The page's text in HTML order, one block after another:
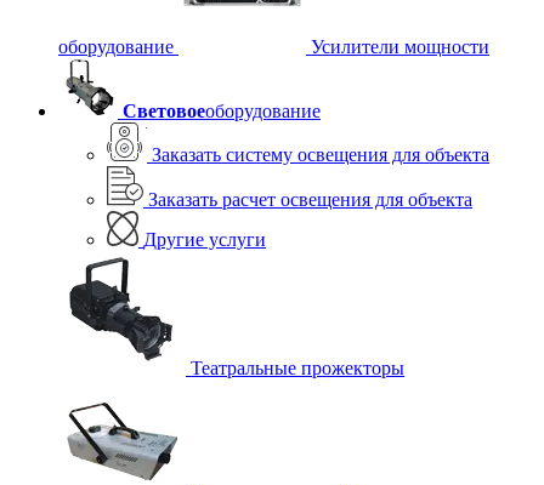
оборудование Усилители мощности
Световоеоборудование
Заказать систему освещения для объекта
Заказать расчет освещения для объекта
Другие услуги
Театральные прожекторы